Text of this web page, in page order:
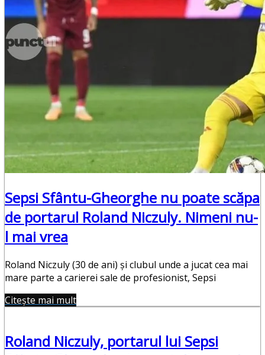
Punctul Negru
Anunturi
Despre noi
Publicitate
Contact
Sepsi Sfântu-Gheorghe nu poate scăpa
de portarul Roland Niczuly. Nimeni nu-
l mai vrea
Roland Niczuly (30 de ani) și clubul unde a jucat cea mai
mare parte a carierei sale de profesionist, Sepsi
Citește mai mult
Roland Niczuly, portarul lui Sepsi